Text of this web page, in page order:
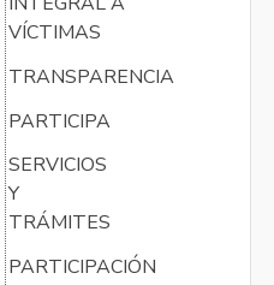
VÍCTIMAS
TRANSPARENCIA
PARTICIPA
SERVICIOS
Y
TRÁMITES
PARTICIPACIÓN